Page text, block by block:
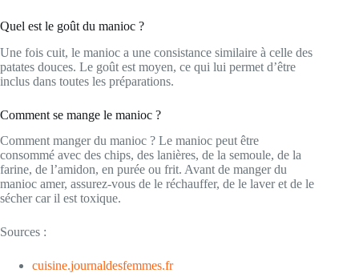
Quel est le goût du manioc ?
Une fois cuit, le manioc a une consistance similaire à celle des
patates douces. Le goût est moyen, ce qui lui permet d’être
inclus dans toutes les préparations.
Comment se mange le manioc ?
Comment manger du manioc ? Le manioc peut être
consommé avec des chips, des lanières, de la semoule, de la
farine, de l’amidon, en purée ou frit. Avant de manger du
manioc amer, assurez-vous de le réchauffer, de le laver et de le
sécher car il est toxique.
Sources :
cuisine.journaldesfemmes.fr